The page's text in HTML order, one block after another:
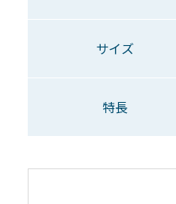
サイズ
特長